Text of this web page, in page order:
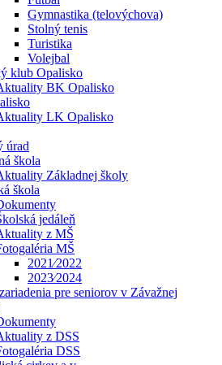
Gymnastika (telovýchova)
Stolný tenis
Turistika
Volejbal
klub Opalisko
BK Opalisko
LK Opalisko
úrad
škola
Základnej školy
škola
jedáleň
z MŠ
MŠ
2021⁄2022
2023⁄2024
pre seniorov v Závažnej
z DSS
DSS